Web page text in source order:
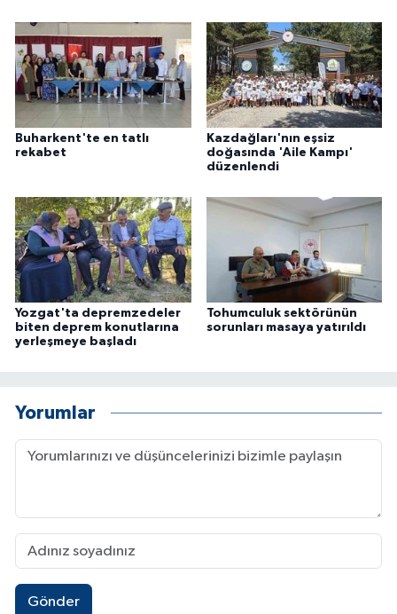
Buharkent'te en tatlı
rekabet
Kazdağları'nın eşsiz
doğasında 'Aile Kampı'
düzenlendi
Yozgat'ta depremzedeler
biten deprem konutlarına
yerleşmeye başladı
Tohumculuk sektörünün
sorunları masaya yatırıldı
Yorumlar
Gönder